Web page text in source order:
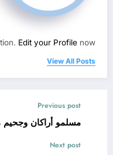
Edit your Profile now.
View All Posts
Previous post
مسلمو أراكان وجحيم
Next post